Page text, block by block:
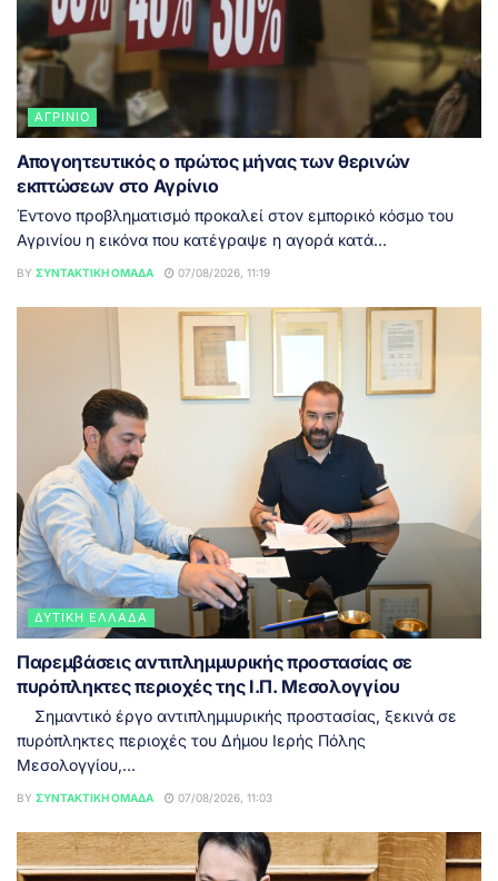
ΑΓΡΊΝΙΟ
Απογοητευτικός ο πρώτος μήνας των θερινών
εκπτώσεων στο Αγρίνιο
Έντονο προβληματισμό προκαλεί στον εμπορικό κόσμο του
Αγρινίου η εικόνα που κατέγραψε η αγορά κατά...
BY ΣΥΝΤΑΚΤΙΚΉ ΟΜΆΔΑ 07/08/2026, 11:19
ΔΥΤΙΚΉ ΕΛΛΆΔΑ
Παρεμβάσεις αντιπλημμυρικής προστασίας σε
πυρόπληκτες περιοχές της Ι.Π. Μεσολογγίου
Σημαντικό έργο αντιπλημμυρικής προστασίας, ξεκινά σε
πυρόπληκτες περιοχές του Δήμου Ιερής Πόλης
Μεσολογγίου,...
BY ΣΥΝΤΑΚΤΙΚΉ ΟΜΆΔΑ 07/08/2026, 11:03